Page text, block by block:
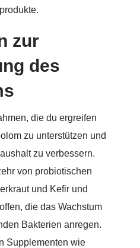
zur
des
die du ergreifen
zu unterstützen und
zu verbessern.
von probiotischen
und Kefir und
die das Wachstum
Bakterien anregen.
Supplementen wie